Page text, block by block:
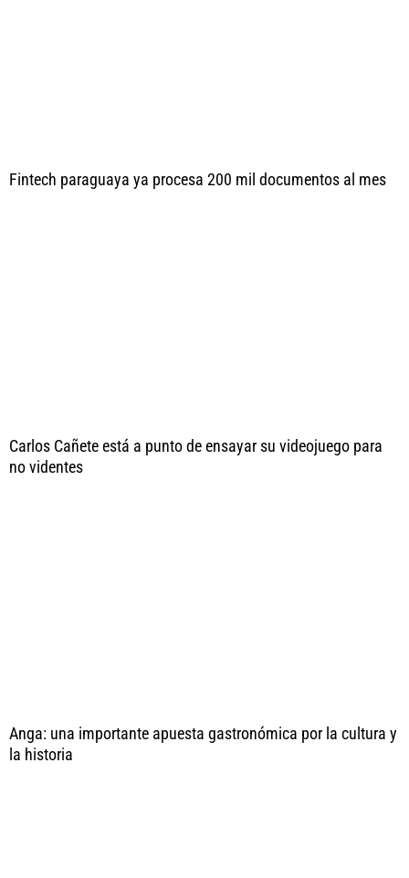
Fintech paraguaya ya procesa 200 mil documentos al mes
Carlos Cañete está a punto de ensayar su videojuego para
no videntes
Anga: una importante apuesta gastronómica por la cultura y
la historia